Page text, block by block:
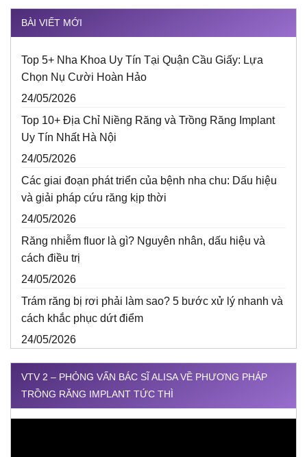
BÀI VIẾT MỚI
Top 5+ Nha Khoa Uy Tín Tại Quận Cầu Giấy: Lựa
Chọn Nụ Cười Hoàn Hảo
24/05/2026
Top 10+ Địa Chỉ Niềng Răng và Trồng Răng Implant
Uy Tín Nhất Hà Nội
24/05/2026
Các giai đoạn phát triển của bệnh nha chu: Dấu hiệu
và giải pháp cứu răng kịp thời
24/05/2026
Răng nhiễm fluor là gì? Nguyên nhân, dấu hiệu và
cách điều trị
24/05/2026
Trám răng bị rơi phải làm sao? 5 bước xử lý nhanh và
cách khắc phục dứt điểm
24/05/2026
VTV 2 – PHỎNG VẤN BÁC SĨ ALISA VỀ PHƯƠNG PHÁP
TRỒNG RĂNG IMPLANT TỨC THÌ